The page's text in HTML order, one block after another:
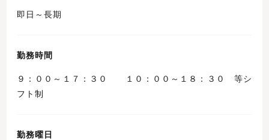
即日～長期
勤務時間
９：００～１７：３０ １０：００～１８：３０ 等シ
フト制
勤務曜日